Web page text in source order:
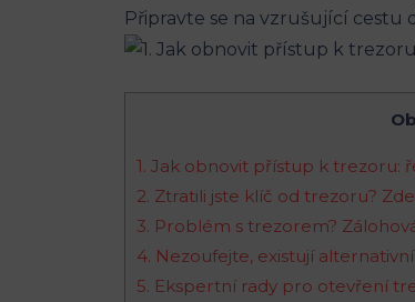
Připravte se na vzrušující cestu
1. Jak obnovit přístup k trezoru:
2. Ztratili jste klíč od trezoru?
3. Problém s trezorem?
4. Nezoufejte, existují
5. Ekspertní rady pro otevření